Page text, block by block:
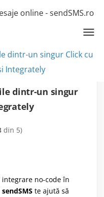
dintr-un singur Click cu
Integrately
dintr-un singur
din 5)
integrare no-code în
sendSMSte ajută să